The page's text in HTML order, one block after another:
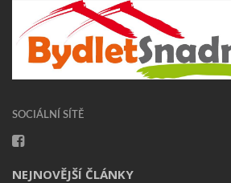
SOCIÁLNÍ SÍTĚ
NEJNOVĚJŠÍ ČLÁNKY